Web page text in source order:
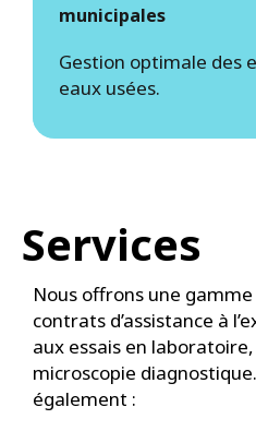
municipales
Gestion optimale des
eaux usées.
Services
Nous offrons une
contrats d’assistance à
aux essais en
microscopie
également :